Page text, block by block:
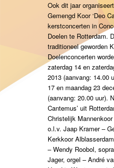
Ook dit jaar
Gemengd Koor ‘Deo
kerstconcerten in
Doelen te Rotterdam.
traditioneel geworden
Doelenconcerten
zaterdag 14 en
2013 (aanvang: 14.00
17 en maandag 23
(aanvang: 20.00 uur).
Cantemus’ uit
Christelijk Mannenkoor
o.l.v. Jaap Kramer –
Kerkkoor
– Wendy Roobol,
Jager, orgel – André